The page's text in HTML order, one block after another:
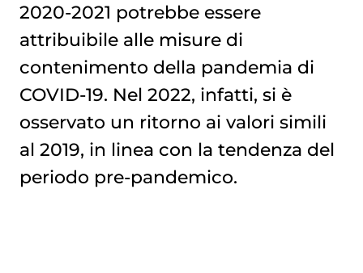
2020-2021 potrebbe essere
attribuibile alle misure di
contenimento della pandemia di
COVID-19. Nel 2022, infatti, si è
osservato un ritorno ai valori simili
al 2019, in linea con la tendenza del
periodo pre-pandemico.